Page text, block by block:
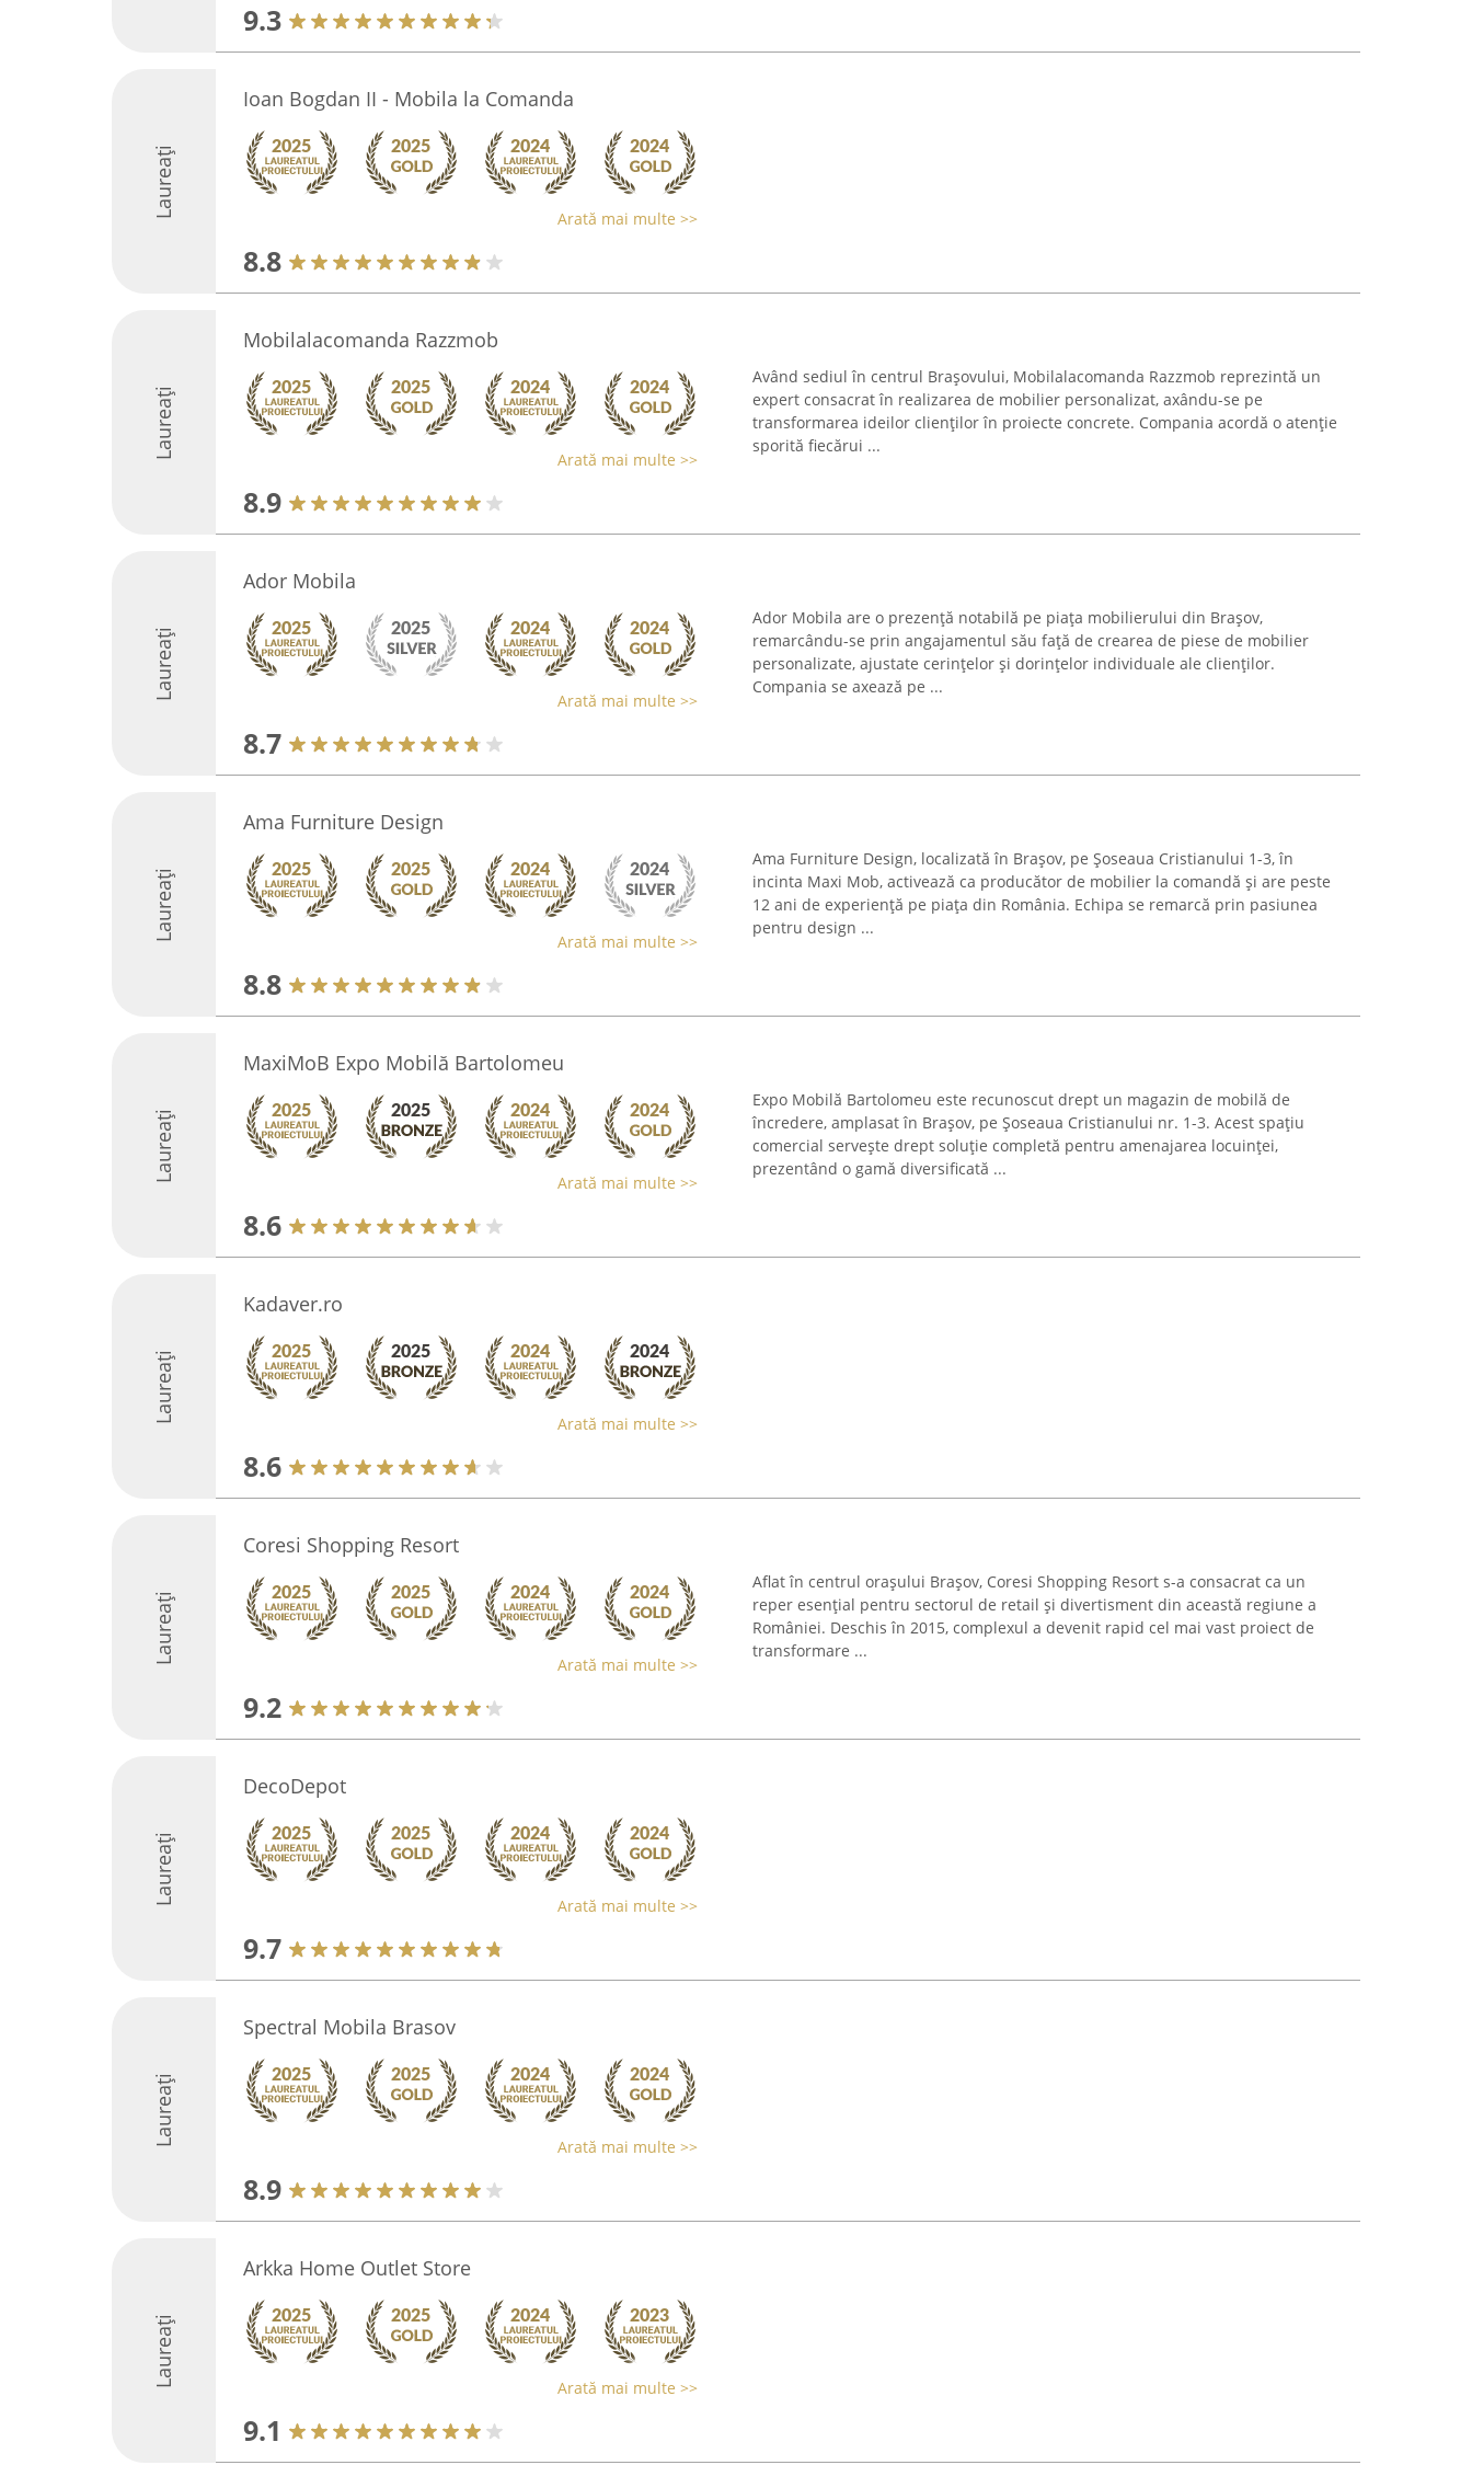
9.3
Laureați
Ioan Bogdan II - Mobila la Comanda
Arată mai multe >>
8.8
Laureați
Mobilalacomanda Razzmob
Arată mai multe >>
8.9
Având sediul în centrul Brașovului, Mobilalacomanda Razzmob reprezintă un
expert consacrat în realizarea de mobilier personalizat, axându-se pe
transformarea ideilor clienților în proiecte concrete. Compania acordă o atenție
sporită fiecărui ...
Laureați
Ador Mobila
Arată mai multe >>
8.7
Ador Mobila are o prezență notabilă pe piața mobilierului din Brașov,
remarcându-se prin angajamentul său față de crearea de piese de mobilier
personalizate, ajustate cerințelor și dorințelor individuale ale clienților.
Compania se axează pe ...
Laureați
Ama Furniture Design
Arată mai multe >>
8.8
Ama Furniture Design, localizată în Brașov, pe Șoseaua Cristianului 1-3, în
incinta Maxi Mob, activează ca producător de mobilier la comandă și are peste
12 ani de experiență pe piața din România. Echipa se remarcă prin pasiunea
pentru design ...
Laureați
MaxiMoB Expo Mobilă Bartolomeu
Arată mai multe >>
8.6
Expo Mobilă Bartolomeu este recunoscut drept un magazin de mobilă de
încredere, amplasat în Brașov, pe Șoseaua Cristianului nr. 1-3. Acest spațiu
comercial servește drept soluție completă pentru amenajarea locuinței,
prezentând o gamă diversificată ...
Laureați
Kadaver.ro
Arată mai multe >>
8.6
Laureați
Coresi Shopping Resort
Arată mai multe >>
9.2
Aflat în centrul orașului Brașov, Coresi Shopping Resort s-a consacrat ca un
reper esențial pentru sectorul de retail și divertisment din această regiune a
României. Deschis în 2015, complexul a devenit rapid cel mai vast proiect de
transformare ...
Laureați
DecoDepot
Arată mai multe >>
9.7
Laureați
Spectral Mobila Brasov
Arată mai multe >>
8.9
Laureați
Arkka Home Outlet Store
Arată mai multe >>
9.1